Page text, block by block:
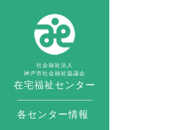
社会福祉法人
神戸市社会福祉協議会
在宅福祉センター
各センター情報